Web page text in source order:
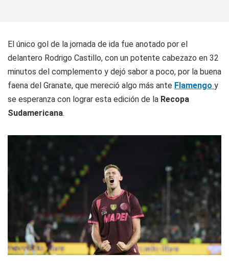
El único gol de la jornada de ida fue anotado por el
delantero Rodrigo Castillo, con un potente cabezazo en 32
minutos del complemento y dejó sabor a poco, por la buena
faena del Granate, que mereció algo más ante Flamengo y
se esperanza con lograr esta edición de la Recopa
Sudamericana.